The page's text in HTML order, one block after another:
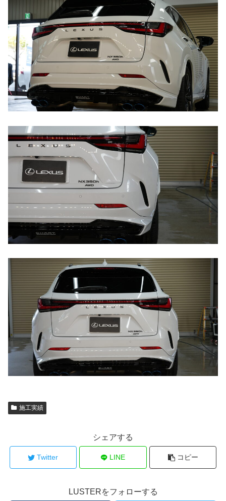
施工実績
シェアする
Twitter LINE コピー
LUSTERをフォローする